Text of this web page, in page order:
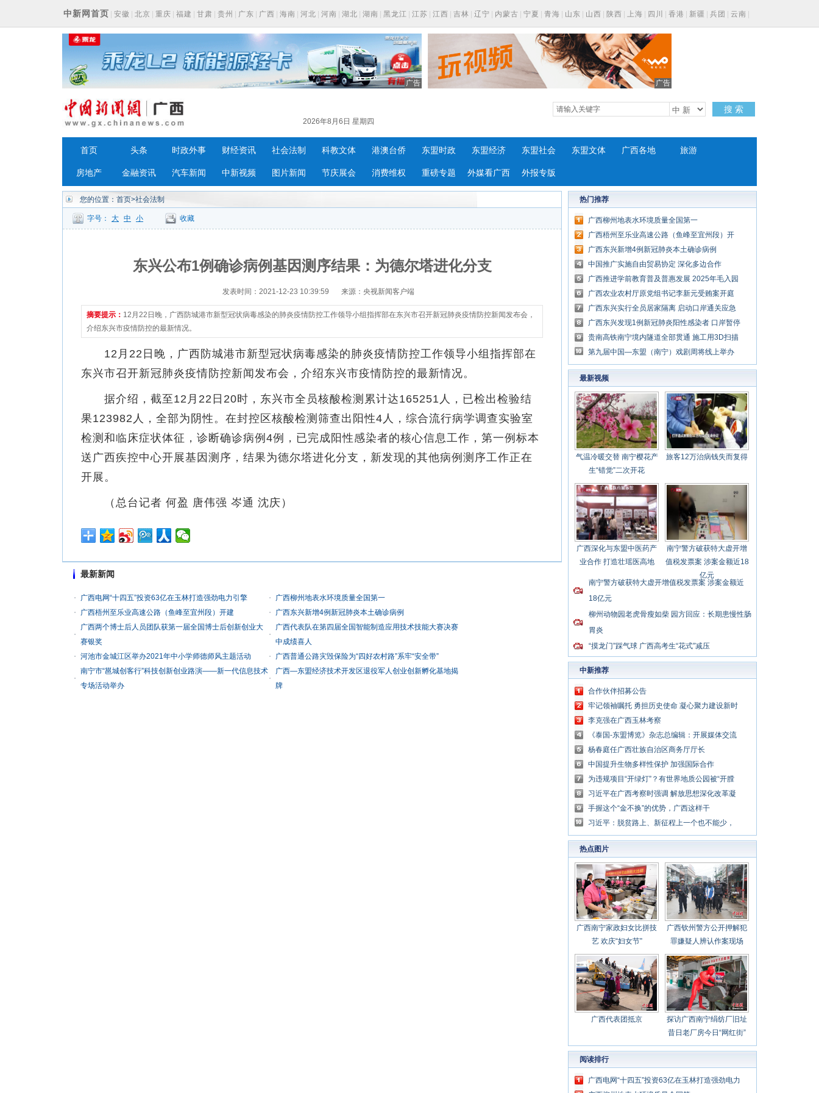
中新网首页 安徽 北京 重庆 福建 甘肃 贵州 广东 广西 海南 河北 河南 湖北 湖南 黑龙江 江苏 江西 吉林 辽宁 内蒙古 宁夏 青海 山东 山西 陕西 上海 四川 香港 新疆 兵团 云南
浙江
广告 广告
2026年8月6日 星期四
搜 索
首页 头条 时政外事 财经资讯 社会法制 科教文体 港澳台侨 东盟时政 东盟经济 东盟社会 东盟文体 广西各地 旅游
房地产 金融资讯 汽车新闻 中新视频 图片新闻 节庆展会 消费维权 重磅专题 外媒看广西 外报专版
您的位置： 首页>社会法制
字号： 大 中 小 收藏
东兴公布1例确诊病例基因测序结果：为德尔塔进化分支
发表时间：2021-12-23 10:39:59 来源：央视新闻客户端
摘要提示： 12月22日晚，广西防城港市新型冠状病毒感染的肺炎疫情防控工作领导小组指挥部在东兴市召开新冠肺炎疫情防控新闻发布会，
介绍东兴市疫情防控的最新情况。
12月22日晚，广西防城港市新型冠状病毒感染的肺炎疫情防控工作领导小组指挥部在
东兴市召开新冠肺炎疫情防控新闻发布会，介绍东兴市疫情防控的最新情况。
据介绍，截至12月22日20时，东兴市全员核酸检测累计达165251人，已检出检验结
果123982人，全部为阴性。在封控区核酸检测筛查出阳性4人，综合流行病学调查实验室
检测和临床症状体征，诊断确诊病例4例，已完成阳性感染者的核心信息工作，第一例标本
送广西疾控中心开展基因测序，结果为德尔塔进化分支，新发现的其他病例测序工作正在
开展。
（总台记者 何盈 唐伟强 岑通 沈庆）
最新新闻
广西电网“十四五”投资63亿在玉林打造强劲电力引擎
广西柳州地表水环境质量全国第一
广西梧州至乐业高速公路（鱼峰至宜州段）开建
广西东兴新增4例新冠肺炎本土确诊病例
广西两个博士后人员团队获第一届全国博士后创新创业大
赛银奖
广西代表队在第四届全国智能制造应用技术技能大赛决赛
中成绩喜人
河池市金城江区举办2021年中小学师德师风主题活动
广西普通公路灾毁保险为“四好农村路”系牢“安全带”
南宁市“邕城创客行”科技创新创业路演——新一代信息技术
专场活动举办
广西—东盟经济技术开发区退役军人创业创新孵化基地揭
牌
热门推荐
广西柳州地表水环境质量全国第一
广西梧州至乐业高速公路（鱼峰至宜州段）开
建
广西东兴新增4例新冠肺炎本土确诊病例
中国推广实施自由贸易协定 深化多边合作
广西推进学前教育普及普惠发展 2025年毛入园
率达93%
广西农业农村厅原党组书记李新元受贿案开庭
被控受贿1.7亿余元
广西东兴实行全员居家隔离 启动口岸通关应急
管理
广西东兴发现1例新冠肺炎阳性感染者 口岸暂停
验放
贵南高铁南宁境内隧道全部贯通 施工用3D扫描
仪等先进设备
第九届中国—东盟（南宁）戏剧周将线上举办
最新视频
气温冷暖交替 南宁樱花产
生“错觉”二次开花
旅客12万治病钱失而复得
广西深化与东盟中医药产
业合作 打造壮瑶医高地
南宁警方破获特大虚开增
值税发票案 涉案金额近18
亿元
南宁警方破获特大虚开增值税发票案 涉案金额近
18亿元
柳州动物园老虎骨瘦如柴 园方回应：长期患慢性肠
胃炎
“摸龙门”踩气球 广西高考生“花式”减压
中新推荐
合作伙伴招募公告
牢记领袖嘱托 勇担历史使命 凝心聚力建设新时
代中国特色社会主义壮美广西
李克强在广西玉林考察
《泰国-东盟博览》杂志总编辑：开展媒体交流
讲好中国与东盟合作故事
杨春庭任广西壮族自治区商务厅厅长
中国提升生物多样性保护 加强国际合作
为违规项目“开绿灯”？有世界地质公园被“开膛
破肚”
习近平在广西考察时强调 解放思想深化改革凝
心聚力担当实干 建设新时代中国特色社会主义
壮美
手握这个“金不换”的优势，广西这样干
习近平：脱贫路上、新征程上一个也不能少，
中国共产党说话算数
热点图片
广西南宁家政妇女比拼技
艺 欢庆“妇女节”
广西钦州警方公开押解犯
罪嫌疑人辨认作案现场
广西代表团抵京
探访广西南宁绢纺厂旧址
昔日老厂房今日“网红街”
阅读排行
广西电网“十四五”投资63亿在玉林打造强劲电力